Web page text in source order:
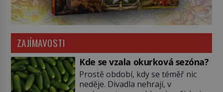
ZAJÍMAVOSTI
Kde se vzala okurková sezóna?
Prostě období, kdy se téměř nic
neděje. Divadla nehrají, v